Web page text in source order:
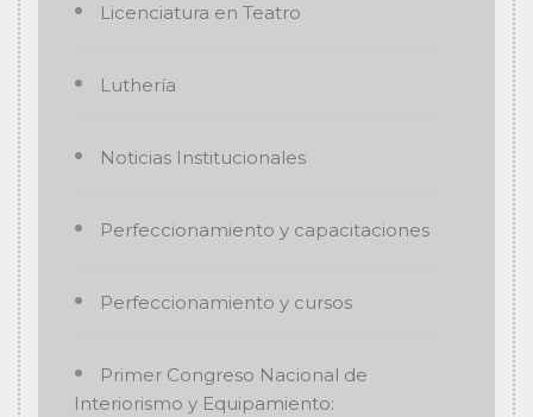
Licenciatura en Teatro
Luthería
Noticias Institucionales
Perfeccionamiento y capacitaciones
Perfeccionamiento y cursos
Primer Congreso Nacional de
Interiorismo y Equipamiento: